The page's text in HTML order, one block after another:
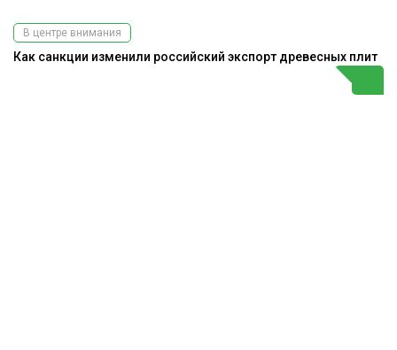
В центре внимания
Как санкции изменили российский экспорт древесных плит